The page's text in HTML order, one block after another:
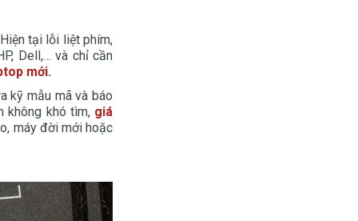
tại lỗi liệt phím,
Dell,… và chỉ cần
mới.
kỹ mẫu mã và báo
không khó tìm, giá
máy đời mới hoặc